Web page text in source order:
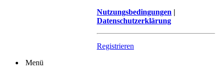
Nutzungsbedingungen |
Datenschutzerklärung
Registrieren
Menü